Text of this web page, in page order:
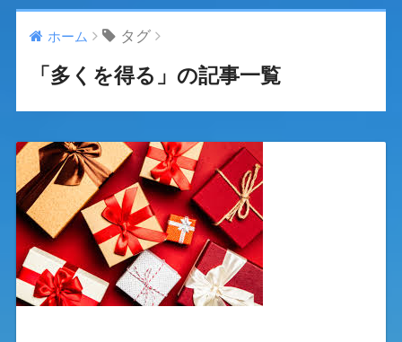
ホーム タグ
「多くを得る」の記事一覧